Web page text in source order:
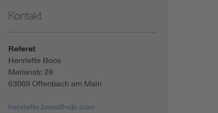
Kontakt
Referat
Henriette Boos
Merianstr. 28
63069 Offenbach am Main
henriette.boos@vde.com